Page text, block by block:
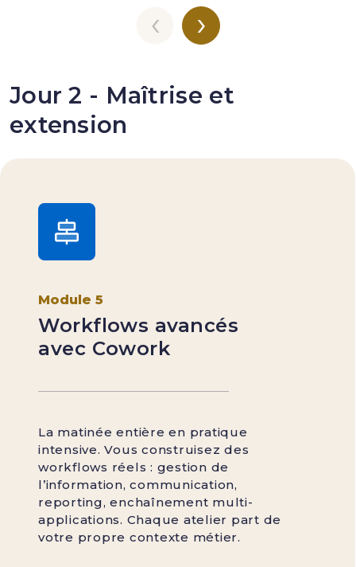
‹ ›
Jour 2 - Maîtrise et
extension
Module 5
Workflows avancés
avec Cowork
La matinée entière en pratique
intensive. Vous construisez des
workflows réels : gestion de
l’information, communication,
reporting, enchaînement multi-
applications. Chaque atelier part de
votre propre contexte métier.